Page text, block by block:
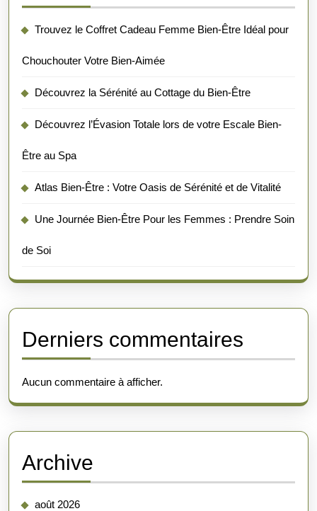
Trouvez le Coffret Cadeau Femme Bien-Être Idéal pour
Chouchouter Votre Bien-Aimée
Découvrez la Sérénité au Cottage du Bien-Être
Découvrez l’Évasion Totale lors de votre Escale Bien-
Être au Spa
Atlas Bien-Être : Votre Oasis de Sérénité et de Vitalité
Une Journée Bien-Être Pour les Femmes : Prendre Soin
de Soi
Derniers commentaires
Aucun commentaire à afficher.
Archive
août 2026